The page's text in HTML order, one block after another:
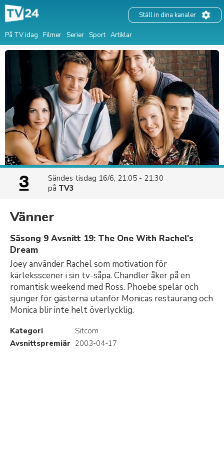
På TV idag Filmer Serier Sport Artiklar
Ställ in dina kanaler
Sändes tisdag 16/6, 21:05 - 21:30
på TV3
Vänner
Säsong 9 Avsnitt 19: The One With Rachel's
Dream
Joey använder Rachel som motivation för
kärleksscener i sin tv-såpa. Chandler åker på en
romantisk weekend med Ross. Phoebe spelar och
sjunger för gästerna utanför Monicas restaurang och
Monica blir inte helt överlycklig.
Kategori
Sitcom
Avsnittspremiär 2003-04-17